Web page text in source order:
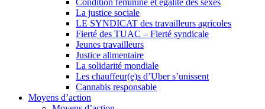
La justice sociale
LE SYNDICAT des travailleurs agricoles
Fierté des TUAC – Fierté syndicale
Jeunes travailleurs
Justice alimentaire
La solidarité mondiale
Les chauffeur(e)s d’Uber s’unissent
Cannabis responsable
Moyens d’action